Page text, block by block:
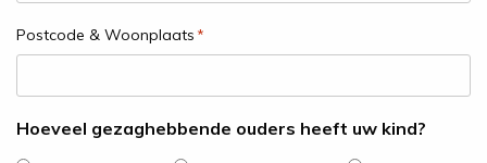
Postcode & Woonplaats *
Hoeveel gezaghebbende ouders heeft uw kind?